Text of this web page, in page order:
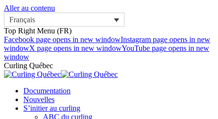
Aller au contenu
Français
Top Right Menu (FR)
Facebook page opens in new windowInstagram page opens in new
windowX page opens in new windowYouTube page opens in new
window
Curling Québec
Documentation
Nouvelles
S’initier au curling
ABC du curling